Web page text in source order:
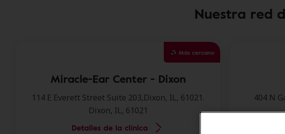
Nuestra red
Más cercano
Miracle-Ear Center - Dixon
114 E Everett Street Suite 203,Dixon, IL, 61021.
Dixon, IL, 61021
Detalles de la clínica
404 N